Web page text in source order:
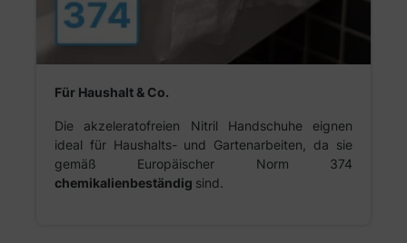
Für Haushalt & Co.
Die akzeleratofreien Nitril Handschuhe eignen
ideal für Haushalts- und Gartenarbeiten, da sie
gemäß Europäischer Norm 374
chemikalienbeständig sind.